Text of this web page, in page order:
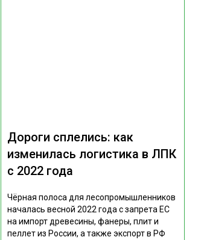
Дороги сплелись: как
изменилась логистика в ЛПК
с 2022 года
Чёрная полоса для лесопромышленников
началась весной 2022 года с запрета ЕС
на импорт древесины, фанеры, плит и
пеллет из России, а также экспорт в РФ